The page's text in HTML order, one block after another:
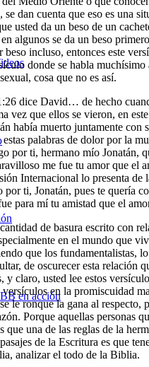
en acción
se dan cuenta que eso es una
usted da un beso de un
algunos se da un beso
beso incluso, entonces este
donde se habla muchísimo
cosa que no es así.
dice David… de hecho
vez que ellos se vieron, en
había muerto juntamente con
palabras de dolor por la
por ti, hermano mío Jonatán,
me fue tu amor que el
Internacional lo presenta de
por ti, Jonatán, pues te quería
para mí tu amistad que el
de basura escrito con
en el mundo que
que los fundamentalistas,
de oscurecer esta relación
y claro, usted lee estos
versículos en la promiscuidad
le ronque la gana al respecto,
Porque aquellas personas
que una de las reglas de la
de la Escritura es que
analizar el todo de la Biblia.